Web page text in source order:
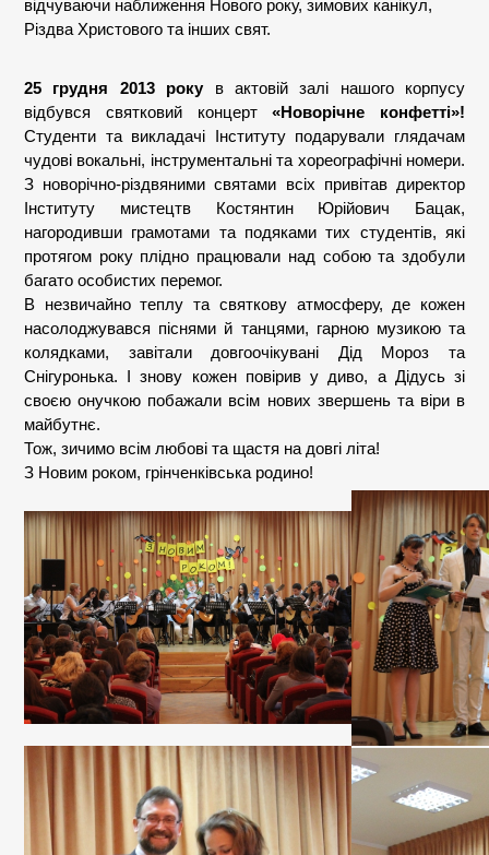
відчуваючи наближення Нового року, зимових канікул,
Різдва Христового та інших свят.
25 грудня 2013 рокув актовій залі нашого корпусу
відбувся святковий концерт«Новорічне конфетті»!
Студенти та викладачі Інституту подарували глядачам
чудові вокальні, інструментальні та хореографічні номери.
З новорічно-різдвяними святами всіх привітав директор
Інституту мистецтв Костянтин Юрійович Бацак,
нагородивши грамотами та подяками тих студентів, які
протягом року плідно працювали над собою та здобули
багато особистих перемог.
В незвичайно теплу та святкову атмосферу, де кожен
насолоджувався піснями й танцями, гарною музикою та
колядками, завітали довгоочікувані Дід Мороз та
Снігуронька. І знову кожен повірив у диво, а Дідусь зі
своєю онучкою побажали всім нових звершень та віри в
майбутнє.
Тож, зичимо всім любові та щастя на довгі літа!
З Новим роком, грінченківська родино!